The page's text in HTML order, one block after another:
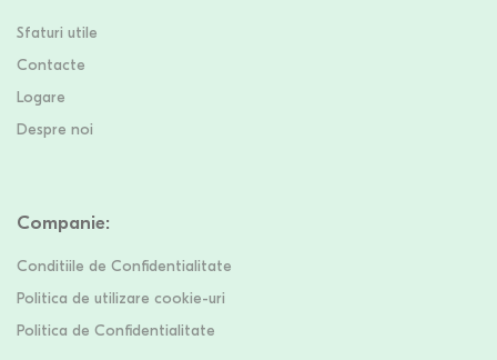
Sfaturi utile
Contacte
Logare
Despre noi
Companie:
Conditiile de Confidentialitate
Politica de utilizare cookie-uri
Politica de Confidentialitate